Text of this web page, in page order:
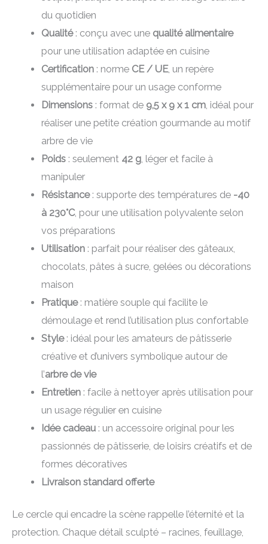
du quotidien
Qualité: conçu avec une qualité alimentaire
pour une utilisation adaptée en cuisine
Certification : norme CE / UE, un repère
supplémentaire pour un usage conforme
Dimensions : format de 9,5 x 9 x 1 cm , idéal pour
réaliser une petite création gourmande au motif
arbre de vie
Poids : seulement 42 g , léger et facile à
manipuler
Résistance: supporte des températures de -40
à 230°C, pour une utilisation polyvalente selon
vos préparations
Utilisation : parfait pour réaliser des gâteaux,
chocolats, pâtes à sucre, gelées ou décorations
maison
Pratique: matière souple qui facilite le
démoulage et rend l’utilisation plus confortable
Style: idéal pour les amateurs de pâtisserie
créative et d’univers symbolique autour de
l’arbre de vie
Entretien : facile à nettoyer après utilisation pour
un usage régulier en cuisine
Idée cadeau : un accessoire original pour les
passionnés de pâtisserie, de loisirs créatifs et de
formes décoratives
Livraison standard offerte
Le cercle qui encadre la scène rappelle l’éternité et la
protection. Chaque détail sculpté – racines, feuillage,